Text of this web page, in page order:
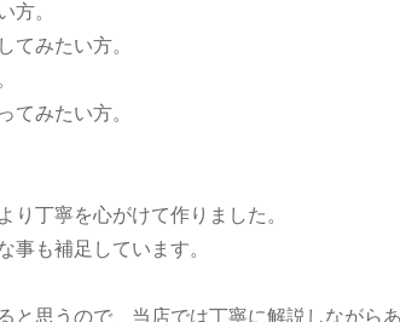
方。
みたい方。
みたい方。
り丁寧を心がけて作りました。
事も補足しています。
と思うので、当店では丁寧に解説しながら